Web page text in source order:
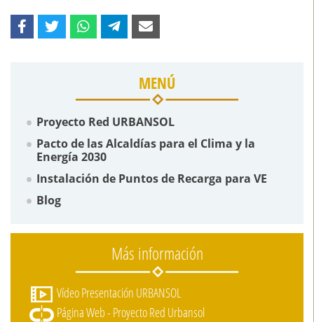
MENÚ
Proyecto Red URBANSOL
Pacto de las Alcaldías para el Clima y la
Energía 2030
Instalación de Puntos de Recarga para VE
Blog
Más información
Vídeo Presentación URBANSOL
Página Web - Proyecto Red Urbansol